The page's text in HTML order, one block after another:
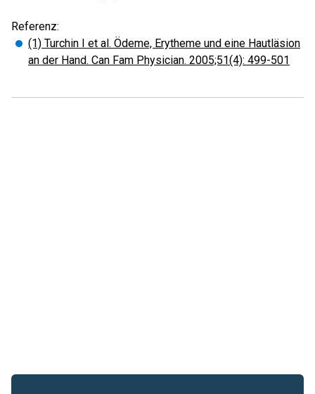
Referenz:
(1) Turchin I et al. Ödeme, Erytheme und eine Hautläsion
an der Hand. Can Fam Physician. 2005;51(4): 499-501